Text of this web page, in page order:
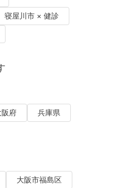
寝屋川市 × 健診
阪府
兵庫県
大阪市福島区